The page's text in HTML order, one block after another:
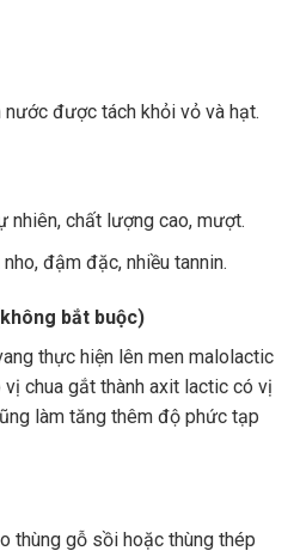
nước được tách khỏi vỏ và hạt.
nhiên, chất lượng cao, mượt.
đậm đặc, nhiều tannin.
bắt buộc)
thực hiện lên men malolactic
chua gắt thành axit lactic có vị
làm tăng thêm độ phức tạp
thùng gỗ sồi hoặc thùng thép